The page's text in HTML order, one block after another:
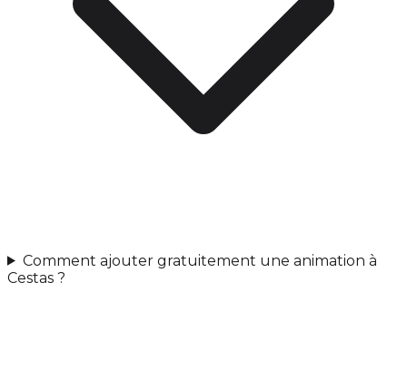
Comment ajouter gratuitement une animation à
Cestas ?